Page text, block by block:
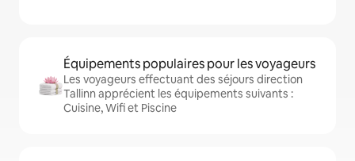
Équipements populaires pour les voyageurs
Les voyageurs effectuant des séjours direction
Tallinn apprécient les équipements suivants :
Cuisine, Wifi et Piscine